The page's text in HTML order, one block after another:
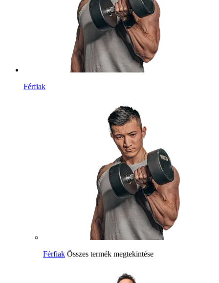
Férfiak
Férfiak Összes termék megtekintése